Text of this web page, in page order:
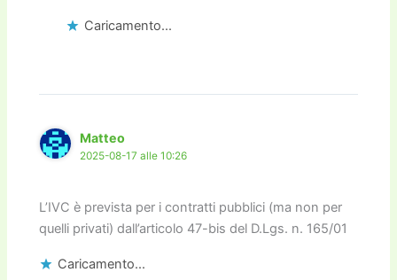
Caricamento...
Matteo
2025-08-17 alle 10:26
L’IVC è prevista per i contratti pubblici (ma non per
quelli privati) dall’articolo 47-bis del D.Lgs. n. 165/01
Caricamento...